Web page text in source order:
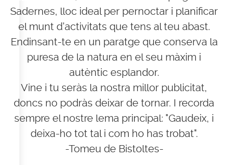
portes
de
l'Alta Garrotxa
Sadernes, lloc ideal per pernoctar i planificar
el munt d'activitats que tens al teu abast.
Endinsant-te en un paratge que conserva la
puresa de la natura en el seu màxim i
autèntic esplandor.
Vine i tu seràs la nostra millor publicitat,
doncs no podràs deixar de tornar. I recorda
sempre el nostre lema principal: "Gaudeix, i
deixa-ho tot tal i com ho has trobat".
-Tomeu de Bistoltes-